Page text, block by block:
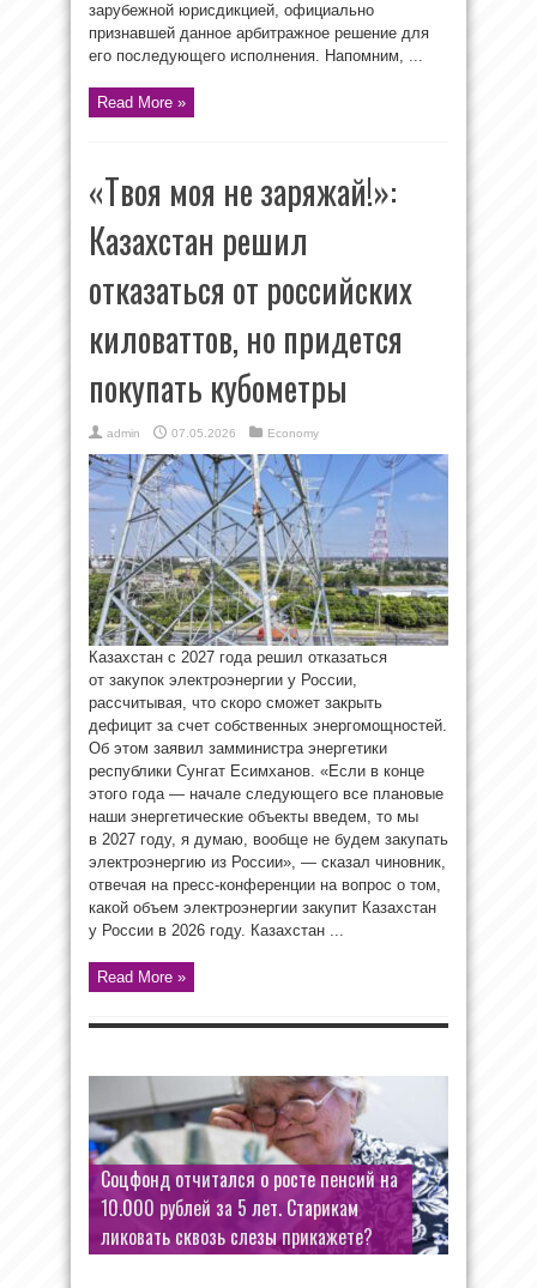
зарубежной юрисдикцией, официально
признавшей данное арбитражное решение для
его последующего исполнения. Напомним, ...
Read More »
«Твоя моя не заряжай!»:
Казахстан решил
отказаться от российских
киловаттов, но придется
покупать кубометры
admin 07.05.2026 Economy
Казахстан с 2027 года решил отказаться
от закупок электроэнергии у России,
рассчитывая, что скоро сможет закрыть
дефицит за счет собственных энергомощностей.
Об этом заявил замминистра энергетики
республики Сунгат Есимханов. «Если в конце
этого года — начале следующего все плановые
наши энергетические объекты введем, то мы
в 2027 году, я думаю, вообще не будем закупать
электроэнергию из России», — сказал чиновник,
отвечая на пресс-конференции на вопрос о том,
какой объем электроэнергии закупит Казахстан
у России в 2026 году. Казахстан ...
Read More »
Соцфонд отчитался о росте пенсий на
10.000 рублей за 5 лет. Старикам
ликовать сквозь слезы прикажете?